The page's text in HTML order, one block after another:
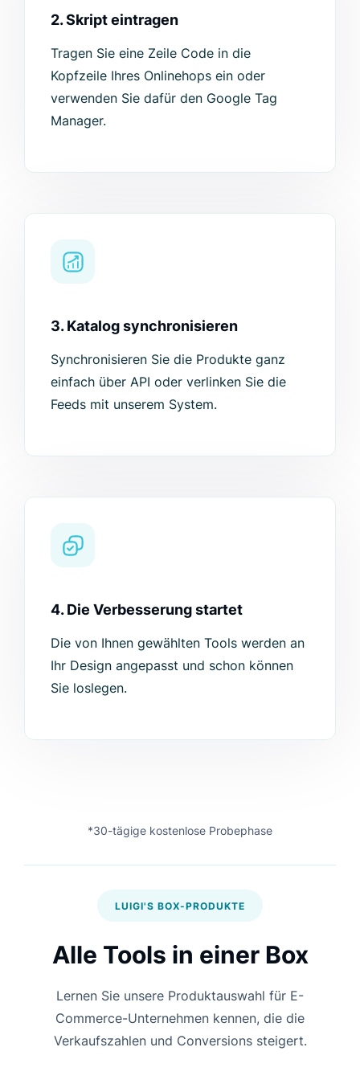
2. Skript eintragen
Tragen Sie eine Zeile Code in die
Kopfzeile Ihres Onlinehops ein oder
verwenden Sie dafür den Google Tag
Manager.
3. Katalog synchronisieren
Synchronisieren Sie die Produkte ganz
einfach über API oder verlinken Sie die
Feeds mit unserem System.
4. Die Verbesserung startet
Die von Ihnen gewählten Tools werden an
Ihr Design angepasst und schon können
Sie loslegen.
*30-tägige kostenlose Probephase
LUIGI'S BOX-PRODUKTE
Alle Tools in einer Box
Lernen Sie unsere Produktauswahl für E-
Commerce-Unternehmen kennen, die die
Verkaufszahlen und Conversions steigert.